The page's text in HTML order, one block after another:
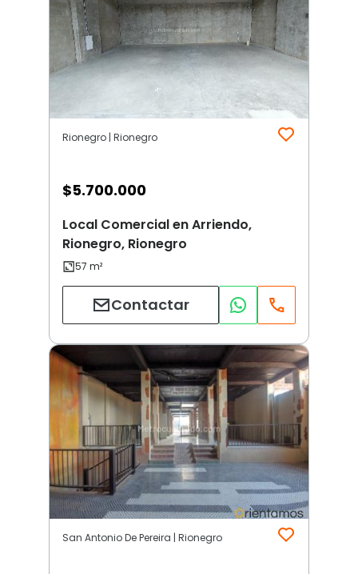
Rionegro | Rionegro
$5.700.000
Local Comercial en Arriendo,
Rionegro, Rionegro
Contactar
San Antonio De Pereira | Rionegro